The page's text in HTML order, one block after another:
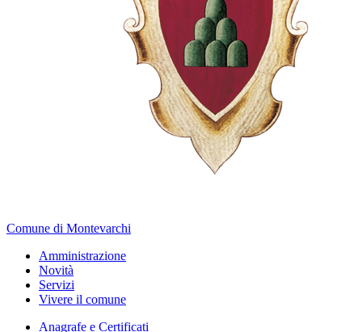
Comune di Montevarchi
Amministrazione
Novità
Servizi
Vivere il comune
Anagrafe e Certificati